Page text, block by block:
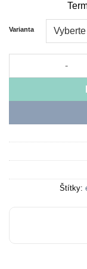
Varianta
ROKTAR ebike
Štítky: